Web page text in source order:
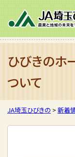
ひびきのホ
ついて
JA埼玉ひびきの > 新着